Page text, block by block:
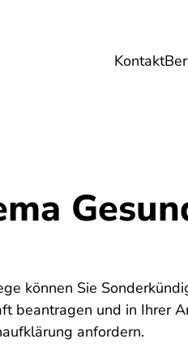
Kontakt
Reise
können Sie
beantragen und in Ihrer
anfordern.